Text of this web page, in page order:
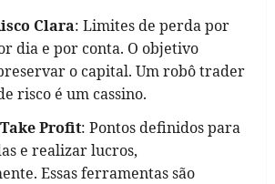
Clara: Limites de perda por
dia e por conta. O objetivo
o capital. Um robô trader
risco é um cassino.
Profit: Pontos definidos para
e realizar lucros,
Essas ferramentas são